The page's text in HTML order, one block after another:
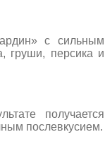
с сильным
груши, персика и
получается
послевкусием.